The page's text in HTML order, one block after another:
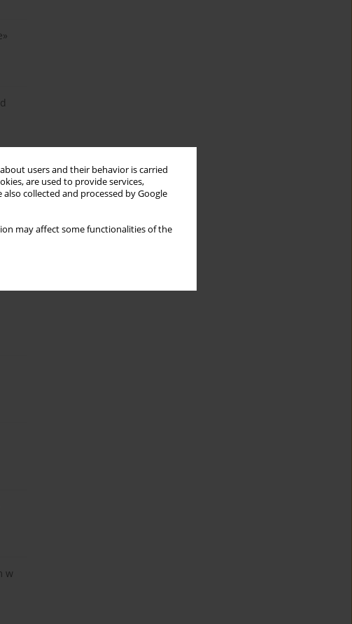
users and their behavior is carried
are used to provide services,
also collected and processed by Google
may affect some functionalities of the
w